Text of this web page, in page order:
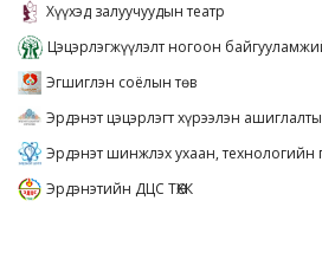
Хүүхэд залуучуудын театр
Цэцэрлэгжүүлэлт ногоон
Эгшиглэн соёлын төв
Эрдэнэт цэцэрлэгт хүрээлэн
Эрдэнэт шинжлэх ухаан, технологийн
Эрдэнэтийн ДЦС ТӨХК